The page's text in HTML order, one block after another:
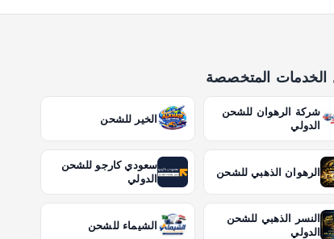
الخدمات المتخصصة
شركة الرهوان للشحن
الدولي
الخير للشحن
الرهوان الذهبي للشحن
سعودي كارجو للشحن
الدولي
النسر الذهبي للشحن
الدولي
الشيماء للشحن